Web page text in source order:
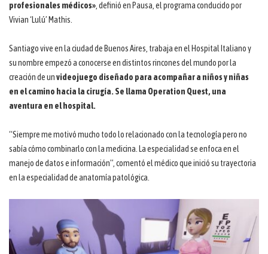
profesionales médicos» , definió en Pausa, el programa conducido por
Vivian ‘Lulú’ Mathis.
Santiago vive en la ciudad de Buenos Aires, trabaja en el Hospital Italiano y
su nombre empezó a conocerse en distintos rincones del mundo por la
creación de unvideojuego diseñado para acompañar a niños y niñas
en el camino hacia la cirugía. Se llama Operation Quest, una
aventura en el hospital.
“Siempre me motivó mucho todo lo relacionado con la tecnología pero no
sabía cómo combinarlo con la medicina. La especialidad se enfoca en el
manejo de datos e información”, comentó el médico que inició su trayectoria
en la especialidad de anatomía patológica.